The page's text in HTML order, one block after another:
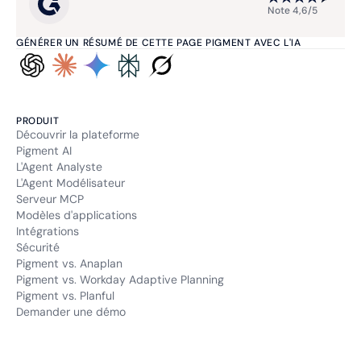
GÉNÉRER UN RÉSUMÉ DE CETTE PAGE PIGMENT AVEC L'IA
Note 4,6/5
PRODUIT
Découvrir la plateforme
Pigment AI
L'Agent Analyste
L'Agent Modélisateur
Serveur MCP
Modèles d'applications
Intégrations
Sécurité
Pigment vs. Anaplan
Pigment vs. Workday Adaptive Planning
Pigment vs. Planful
Demander une démo